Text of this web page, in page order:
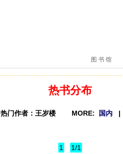
图 书 馆
热书分布
热门作者：王岁楼 MORE: 国内|
1 1/1